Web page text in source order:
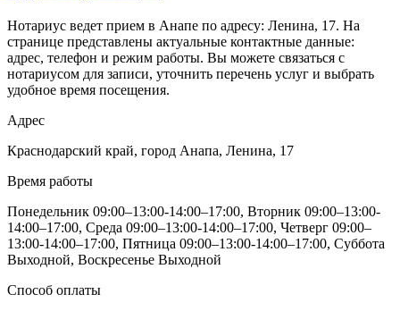
Нотариус ведет прием в Анапе по адресу: Ленина, 17. На
странице представлены актуальные контактные данные:
адрес, телефон и режим работы. Вы можете связаться с
нотариусом для записи, уточнить перечень услуг и выбрать
удобное время посещения.
Адрес
Краснодарский край, город Анапа, Ленина, 17
Время работы
Понедельник 09:00–13:00-14:00–17:00, Вторник 09:00–13:00-
14:00–17:00, Среда 09:00–13:00-14:00–17:00, Четверг 09:00–
13:00-14:00–17:00, Пятница 09:00–13:00-14:00–17:00, Суббота
Выходной, Воскресенье Выходной
Способ оплаты